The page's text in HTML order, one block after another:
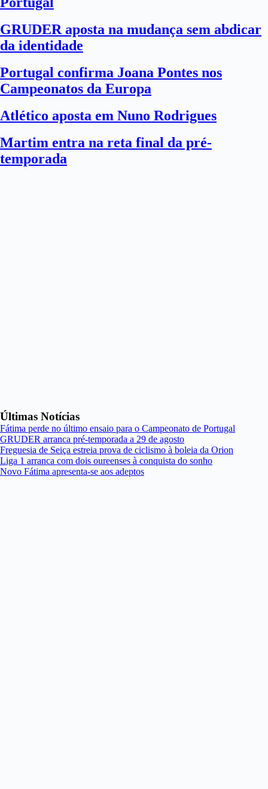
GRUDER aposta na mudança sem abdicar
da identidade
Portugal confirma Joana Pontes nos
Campeonatos da Europa
Atlético aposta em Nuno Rodrigues
Martim entra na reta final da pré-
temporada
Últimas Notícias
Fátima perde no último ensaio para o Campeonato de Portugal
GRUDER arranca pré-temporada a 29 de agosto
Freguesia de Seiça estreia prova de ciclismo à boleia da Orion
Liga 1 arranca com dois oureenses à conquista do sonho
Novo Fátima apresenta-se aos adeptos